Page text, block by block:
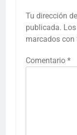
Tu dirección
publicada.
marcados con
Comentario *